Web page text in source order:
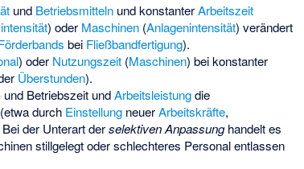
und Betriebsmittelnund konstanterArbeitszeit
) oder Maschinen(Anlagenintensität) verändert
bei Fließbandfertigung).
) oder Nutzungszeit(Maschinen) bei konstanter
Überstunden).
Betriebszeit undArbeitsleistungdie
durch EinstellungneuerArbeitskräfte,
der Unterart derselektiven Anpassunghandelt es
stillgelegt oder schlechteres Personal entlassen